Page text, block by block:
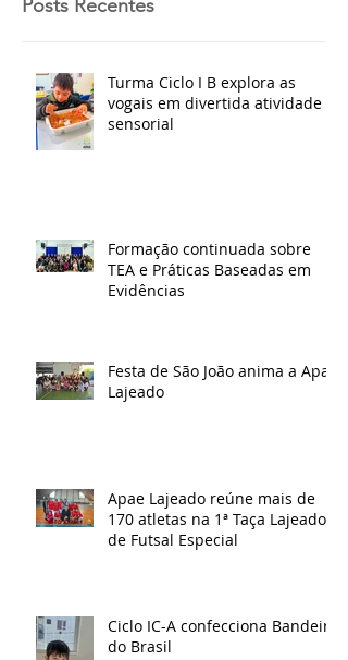
Posts Recentes
Turma Ciclo I B explora as
vogais em divertida atividade
sensorial
Formação continuada sobre
TEA e Práticas Baseadas em
Evidências
Festa de São João anima a Apae
Lajeado
Apae Lajeado reúne mais de
170 atletas na 1ª Taça Lajeado
de Futsal Especial
Ciclo IC-A confecciona Bandeira
do Brasil